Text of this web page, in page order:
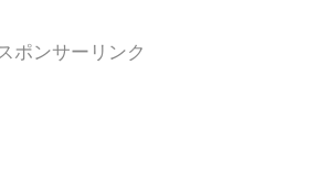
スポンサーリンク